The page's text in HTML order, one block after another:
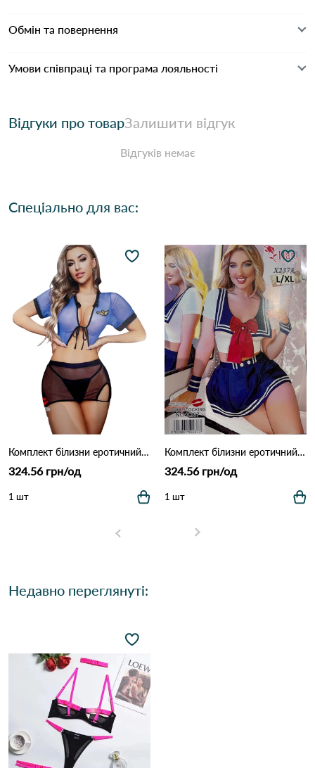
Обмін та повернення
Умови співпраці та програма лояльності
Відгуки про товарЗалишити відгук
Відгуків немає
Спеціально для вас:
Комплект білизни еротичний HAN X244 Чорно-синій
324.56 грн/од
1 шт
Комплект білизни еротичний HAN X237 Чорно-червоний
324.56 грн/од
1 шт
Недавно переглянуті: